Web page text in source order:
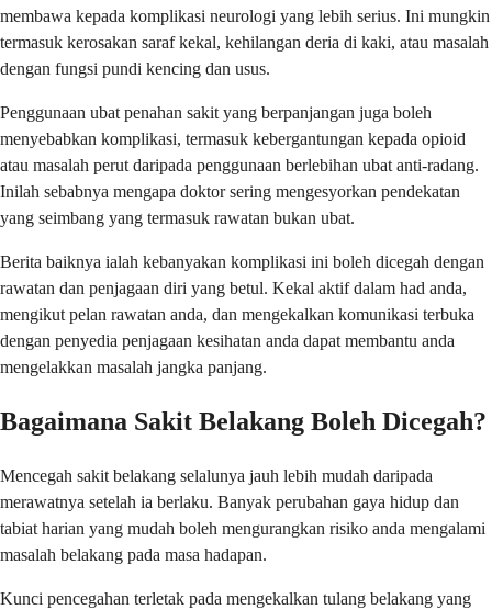
membawa kepada komplikasi neurologi yang lebih serius. Ini mungkin
termasuk kerosakan saraf kekal, kehilangan deria di kaki, atau masalah
dengan fungsi pundi kencing dan usus.
Penggunaan ubat penahan sakit yang berpanjangan juga boleh
menyebabkan komplikasi, termasuk kebergantungan kepada opioid
atau masalah perut daripada penggunaan berlebihan ubat anti-radang.
Inilah sebabnya mengapa doktor sering mengesyorkan pendekatan
yang seimbang yang termasuk rawatan bukan ubat.
Berita baiknya ialah kebanyakan komplikasi ini boleh dicegah dengan
rawatan dan penjagaan diri yang betul. Kekal aktif dalam had anda,
mengikut pelan rawatan anda, dan mengekalkan komunikasi terbuka
dengan penyedia penjagaan kesihatan anda dapat membantu anda
mengelakkan masalah jangka panjang.
Bagaimana Sakit Belakang Boleh Dicegah?
Mencegah sakit belakang selalunya jauh lebih mudah daripada
merawatnya setelah ia berlaku. Banyak perubahan gaya hidup dan
tabiat harian yang mudah boleh mengurangkan risiko anda mengalami
masalah belakang pada masa hadapan.
Kunci pencegahan terletak pada mengekalkan tulang belakang yang